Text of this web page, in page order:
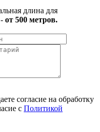
длина для
от 500 метров.
согласие на обработку
с Политикой